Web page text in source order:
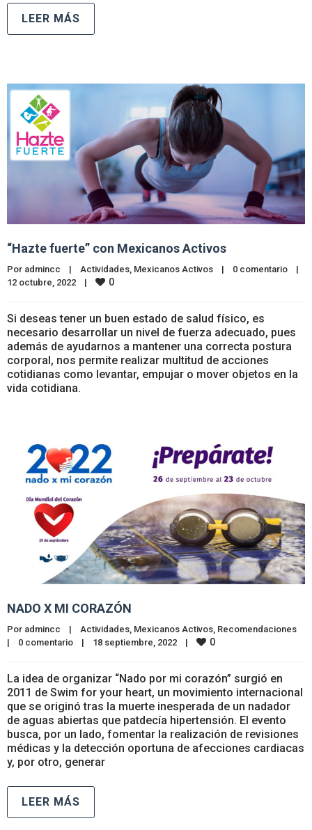
LEER MÁS
“Hazte fuerte” con Mexicanos Activos
Por admincc | Actividades Mexicanos Activos | 0 comentario
|
12 octubre, 2022 | 0
Si deseas tener un buen estado de salud físico, es
necesario desarrollar un nivel de fuerza adecuado, pues
además de ayudarnos a mantener una correcta postura
corporal, nos permite realizar multitud de acciones
cotidianas como levantar, empujar o mover objetos en la
vida cotidiana.
NADO X MI CORAZÓN
Por admincc | Actividades, Mexicanos Activos, Recomendaciones
|
0 comentario | 18 septiembre, 2022 | 0
La idea de organizar “Nado por mi corazón” surgió en
2011 de Swim for your heart, un movimiento internacional
que se originó tras la muerte inesperada de un nadador
de aguas abiertas que patdecía hipertensión. El evento
busca, por un lado, fomentar la realización de revisiones
médicas y la detección oportuna de afecciones cardiacas
y, por otro, generar
LEER MÁS